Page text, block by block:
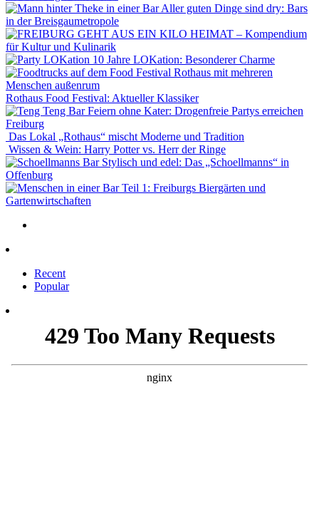
Aller guten Dinge sind dry: Bars
in der Breisgaumetropole
EIN KILO HEIMAT – Kompendium
für Kultur und Kulinarik
10 Jahre LOKation: Besonderer Charme
Rothaus Food Festival: Aktueller Klassiker
Feiern ohne Kater: Drogenfreie Partys erreichen
Freiburg
Das Lokal „Rothaus“ mischt Moderne und Tradition
Wissen & Wein: Harry Potter vs. Herr der Ringe
Stylisch und edel: Das „Schoellmanns“ in
Offenburg
Teil 1: Freiburgs Biergärten und
Gartenwirtschaften
Recent
Popular